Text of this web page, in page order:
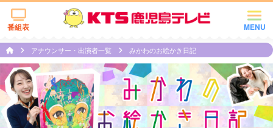
MENU
番組表
アナウンサー・出演者一覧 みかわのお絵かき日記